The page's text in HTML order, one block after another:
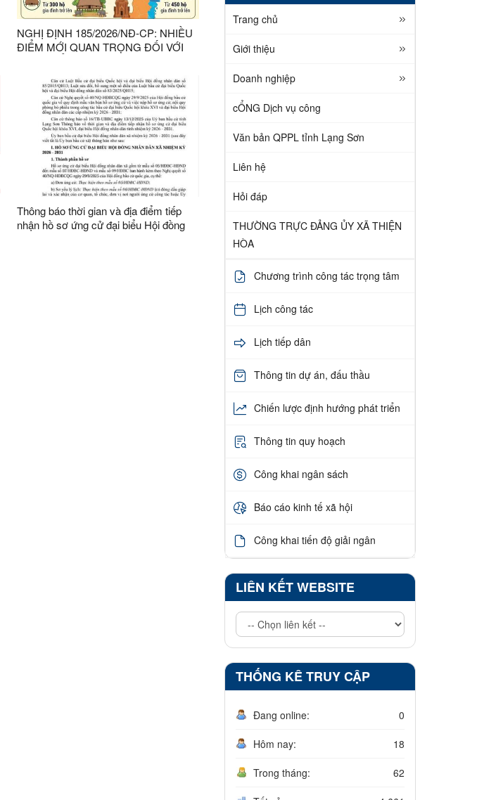
NGHỊ ĐỊNH 185/2026/NĐ-CP: NHIỀU
ĐIỂM MỚI QUAN TRỌNG ĐỐI VỚI
Thông báo thời gian và địa điểm tiếp
nhận hồ sơ ứng cử đại biểu Hội đồng
Trang chủ
Giới thiệu
Doanh nghiệp
cỔNG Dịch vụ công
Văn bản QPPL tỉnh Lạng Sơn
Liên hệ
Hỏi đáp
THƯỜNG TRỰC ĐẢNG ỦY XÃ THIỆN
HÒA
Chương trình công tác trọng tâm
Lịch công tác
Lịch tiếp dân
Thông tin dự án, đấu thầu
Chiến lược định hướng phát triển
Thông tin quy hoạch
Công khai ngân sách
Báo cáo kinh tế xã hội
Công khai tiến độ giải ngân
LIÊN KẾT WEBSITE
THỐNG KÊ TRUY CẬP
Đang online: 0
Hôm nay: 18
Trong tháng: 62